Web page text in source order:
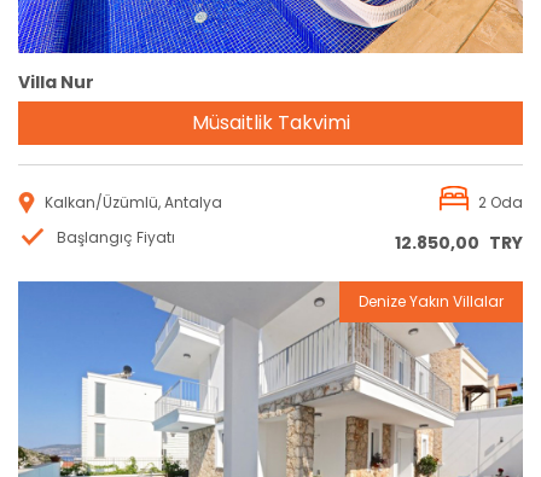
Villa Nur
Müsaitlik Takvimi
Kalkan/Üzümlü, Antalya
2 Oda
Başlangıç Fiyatı
12.850,00 TRY
Rezervasyon
Denize Yakın Villalar